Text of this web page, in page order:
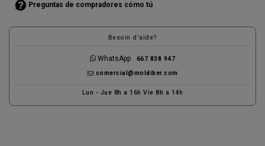
Preguntas de compradores cómo tú
Besoin d'aide?
WhatsApp 667 838 947
comercial@moldiber.com
Lun - Jue 8h a 16h Vie 8h a 14h